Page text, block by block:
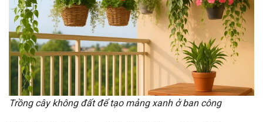
Trồng cây không đất để tạo mảng xanh ở ban công